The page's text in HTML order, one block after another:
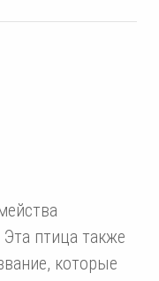
птица также
которые